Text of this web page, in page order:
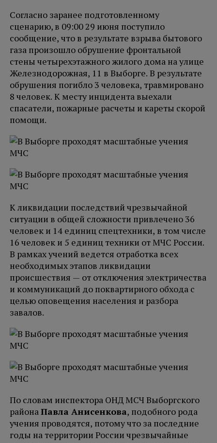
Согласно заранее подготовленному
сценарию, в 09:0029 июня поступило
сообщение, что в результате взрыва бытового
газа произошло обрушение фронтальной
стены четырехэтажного жилого дома на улице
Железнодорожная, 11 в Выборге. В результате
обрушения погибло 3 человека, травмировано
8 человек. К месту инцидента выехали
спасатели, пожарные расчеты и кареты скорой
помощи.
К ликвидации последствий чрезвычайной
ситуации в общей сложности привлечено 36
человек и 14 единиц спецтехники, в том числе
16 человек и 5 единиц техники от МЧС России.
В рамках учений ведется отработка всех
необходимых этапов ликвидации
происшествия — от отключения электричества
и коммуникаций до поквартирного обхода с
целью оповещения населения и разбора
завалов.
По словам инспектора ОНД МСЧ Выборгского
районаПавла Анисенкова, подобного рода
учения проводятся, потому что за последние
годы на территории России чрезвычайные